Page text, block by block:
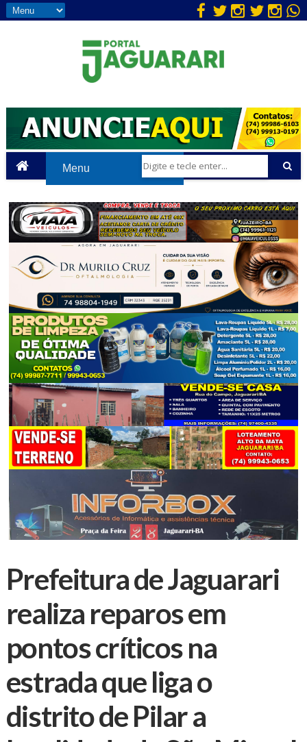
Prefeitura de Jaguarari
realiza reparos em
pontos críticos na
estrada que liga o
distrito de Pilar a